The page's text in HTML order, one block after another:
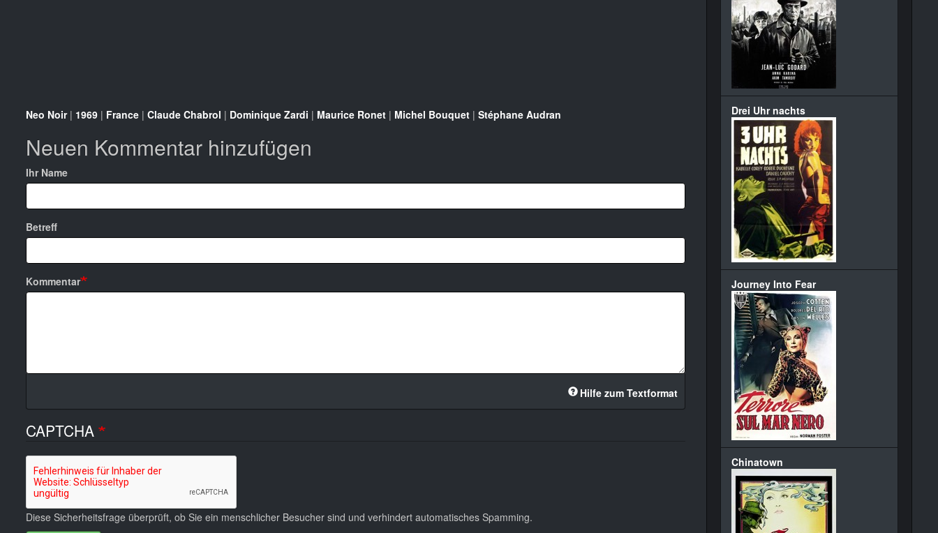
Neo Noir| 1969 | France | Claude Chabrol | Dominique Zardi | Maurice Ronet | Michel Bouquet | Stéphane Audran
Neuen Kommentar hinzufügen
Ihr Name
Betreff
Kommentar
Hilfe zum Textformat
CAPTCHA
Diese Sicherheitsfrage überprüft, ob Sie ein menschlicher Besucher sind und verhindert automatisches Spamming.
Drei Uhr nachts
Journey Into Fear
Chinatown